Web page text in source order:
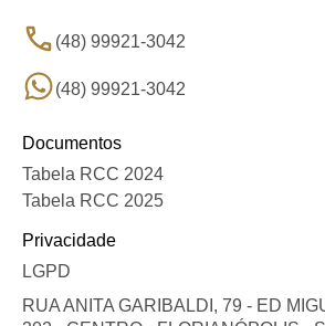
(48) 99921-3042
(48) 99921-3042
Documentos
Tabela RCC 2024
Tabela RCC 2025
Privacidade
LGPD
RUA ANITA GARIBALDI, 79 - ED